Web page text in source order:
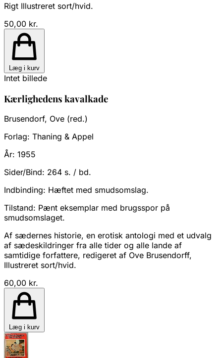
Rigt Illustreret sort/hvid.
50,00 kr.
Læg i kurv
Intet billede
Kærlighedens kavalkade
Brusendorf, Ove (red.)
Forlag: Thaning & Appel
År: 1955
Sider/Bind: 264 s. / bd.
Indbinding: Hæftet med smudsomslag.
Tilstand: Pænt eksemplar med brugsspor på
smudsomslaget.
Af sædernes historie, en erotisk antologi med et udvalg
af sædeskildringer fra alle tider og alle lande af
samtidige forfattere, redigeret af Ove Brusendorff,
Illustreret sort/hvid.
60,00 kr.
Læg i kurv